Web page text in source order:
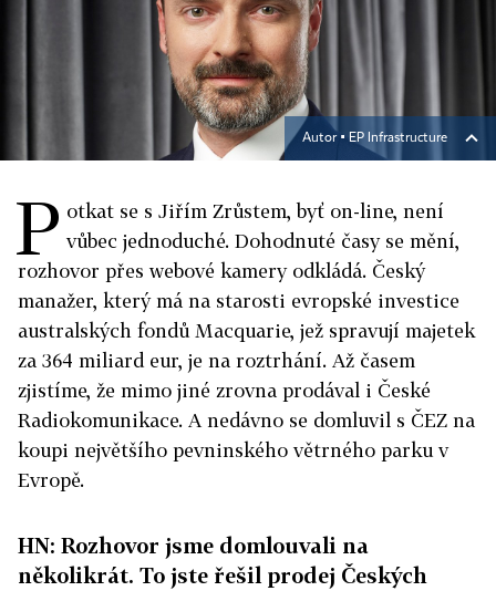
Autor ▪ EP Infrastructure
P otkat se s Jiřím Zrůstem, byť on-line, není
vůbec jednoduché. Dohodnuté časy se mění,
rozhovor přes webové kamery odkládá. Český
manažer, který má na starosti evropské investice
australských fondů Macquarie, jež spravují majetek
za 364 miliard eur, je na roztrhání. Až časem
zjistíme, že mimo jiné zrovna prodával i České
Radiokomunikace. A nedávno se domluvil s ČEZ na
koupi největšího pevninského větrného parku v
Evropě.
HN: Rozhovor jsme domlouvali na
několikrát. To jste řešil prodej Českých